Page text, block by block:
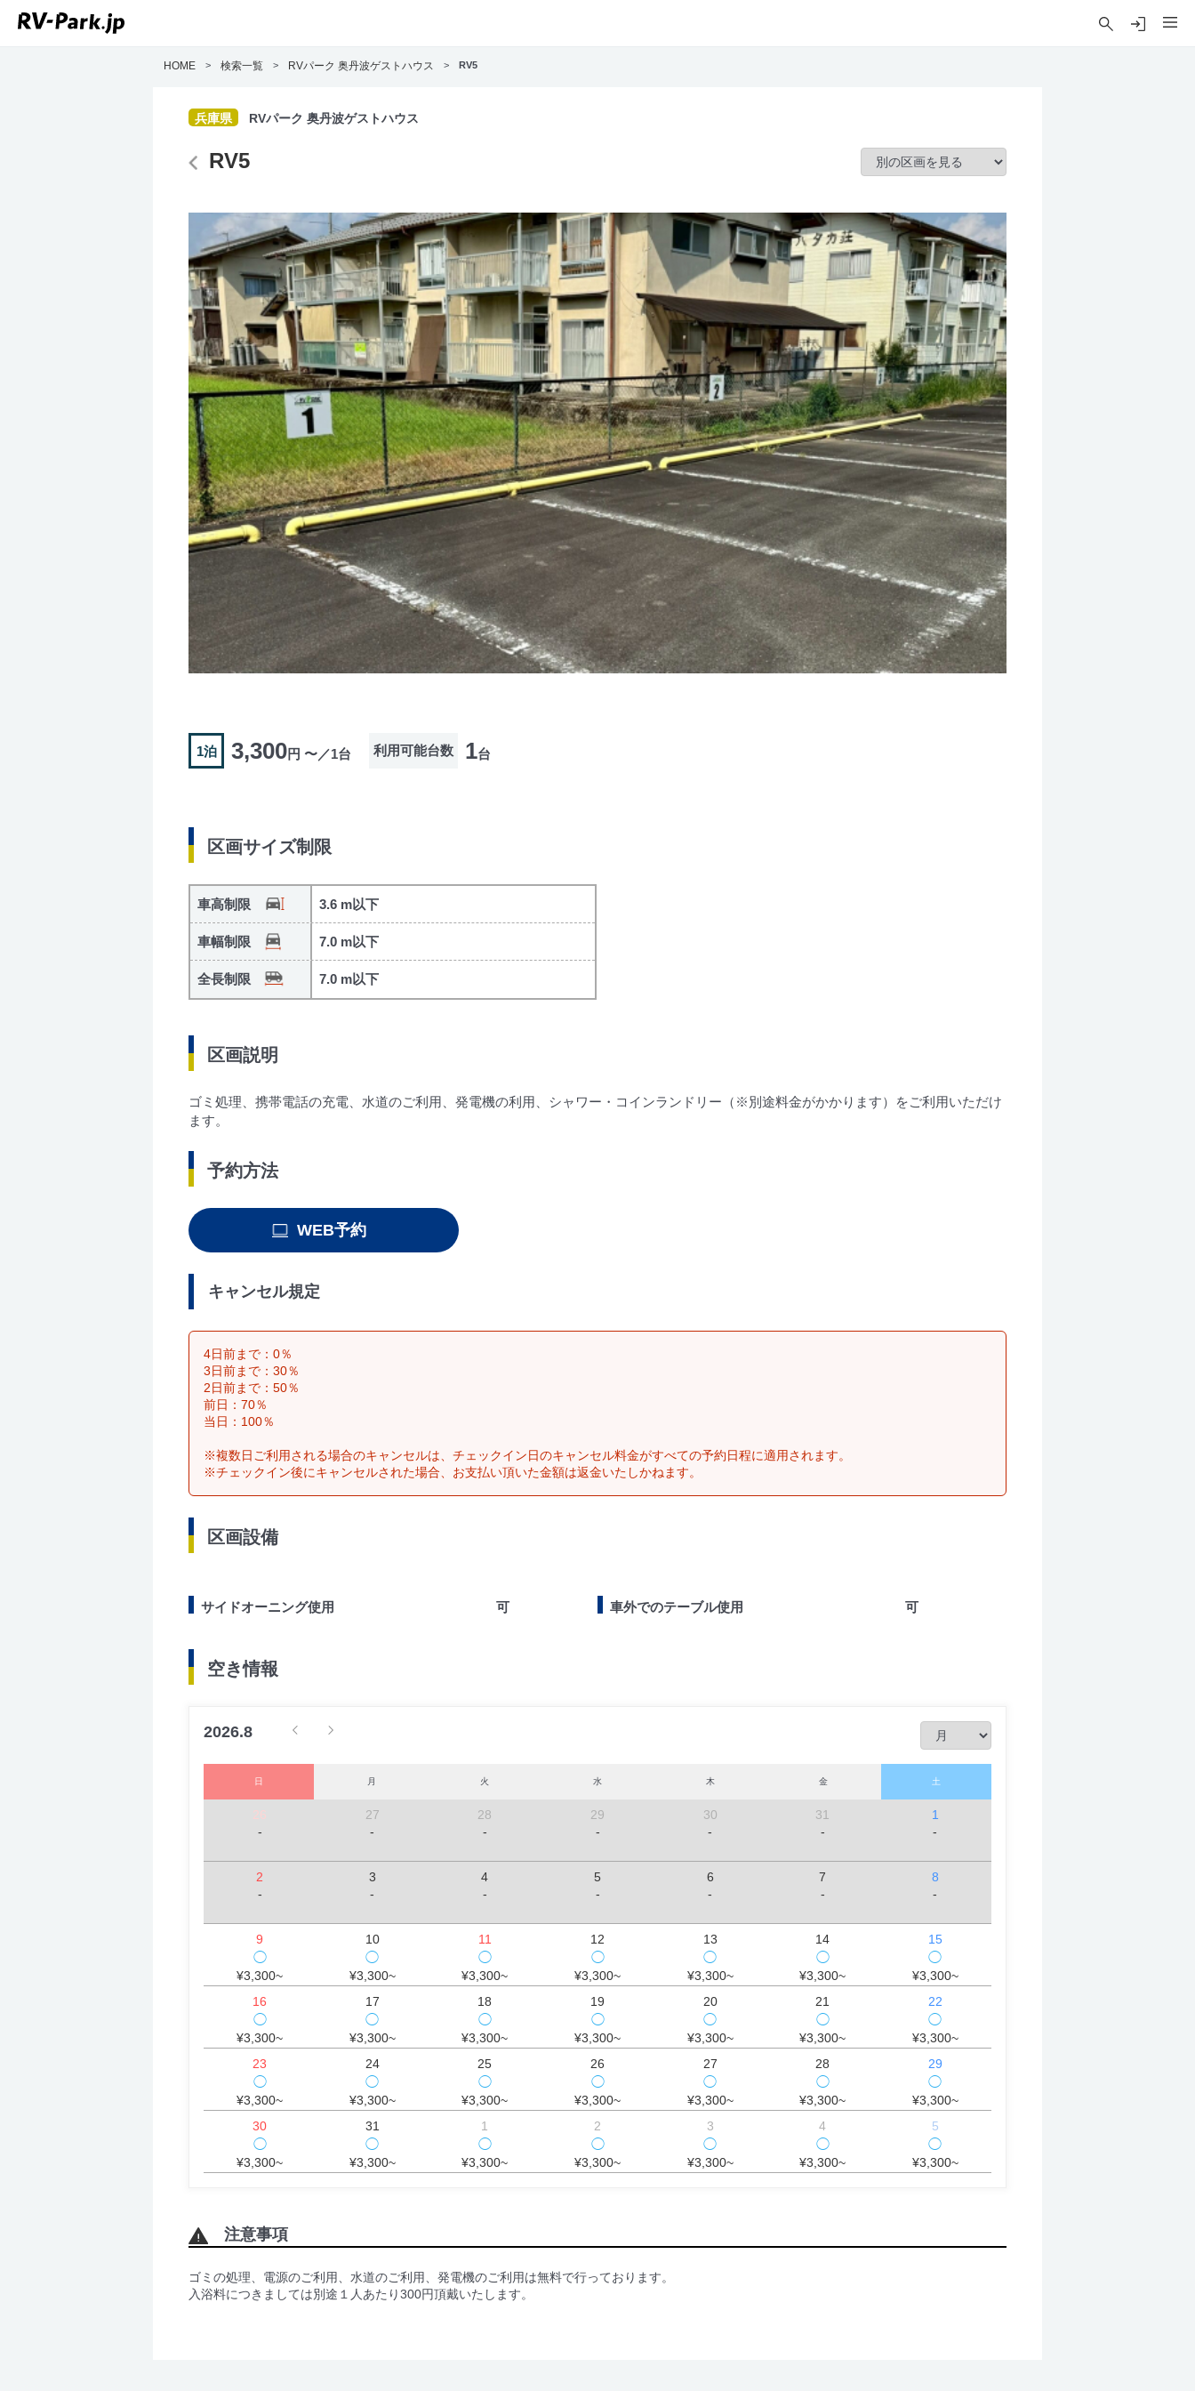
HOME > 検索一覧 > RVパーク 奥丹波ゲストハウス > RV5
兵庫県 RVパーク 奥丹波ゲストハウス
RV5
1泊 3,300円 〜／1台 利用可能台数 1台
区画サイズ制限
車高制限 3.6 m以下
車幅制限 7.0 m以下
全長制限 7.0 m以下
区画説明
ゴミ処理、携帯電話の充電、水道のご利用、発電機の利用、シャワー・コインランドリー（※別途料金がかかります）をご利用いただけ
ます。
予約方法
WEB予約
キャンセル規定
4日前まで：0％
3日前まで：30％
2日前まで：50％
前日：70％
当日：100％
※複数日ご利用される場合のキャンセルは、チェックイン日のキャンセル料金がすべての予約日程に適用されます。
※チェックイン後にキャンセルされた場合、お支払い頂いた金額は返金いたしかねます。
区画設備
サイドオーニング使用 可 車外でのテーブル使用 可
空き情報
2026.8
日 月 火 水 木 金 土
26
-
27
-
28
-
29
-
30
-
31
-
1
-
2
-
3
-
4
-
5
-
6
-
7
-
8
-
9
◯
¥3,300~
10
◯
¥3,300~
11
◯
¥3,300~
12
◯
¥3,300~
13
◯
¥3,300~
14
◯
¥3,300~
15
◯
¥3,300~
16
◯
¥3,300~
17
◯
¥3,300~
18
◯
¥3,300~
19
◯
¥3,300~
20
◯
¥3,300~
21
◯
¥3,300~
22
◯
¥3,300~
23
◯
¥3,300~
24
◯
¥3,300~
25
◯
¥3,300~
26
◯
¥3,300~
27
◯
¥3,300~
28
◯
¥3,300~
29
◯
¥3,300~
30
◯
¥3,300~
31
◯
¥3,300~
1
◯
¥3,300~
2
◯
¥3,300~
3
◯
¥3,300~
4
◯
¥3,300~
5
◯
¥3,300~
注意事項
ゴミの処理、電源のご利用、水道のご利用、発電機のご利用は無料で行っております。
入浴料につきましては別途１人あたり300円頂戴いたします。